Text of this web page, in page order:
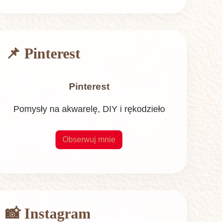
📌 Pinterest
Pinterest
Pomysły na akwarelę, DIY i rękodzieło
Obserwuj mnie
📸 Instagram